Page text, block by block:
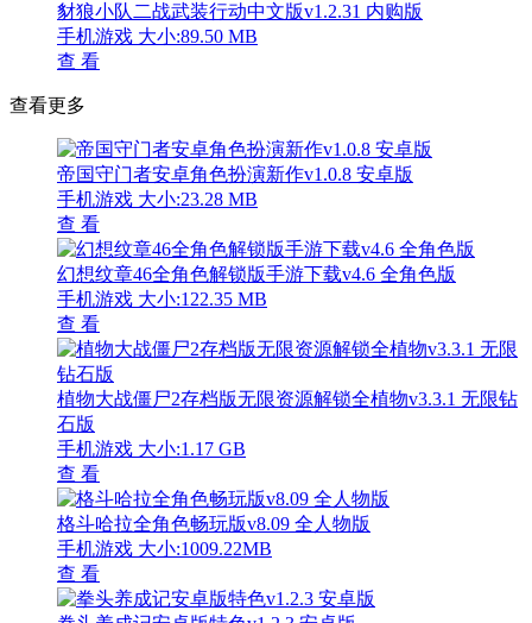
豺狼小队二战武装行动中文版v1.2.31 内购版
手机游戏 大小:89.50 MB
查 看
查看更多
帝国守门者安卓角色扮演新作v1.0.8 安卓版
手机游戏 大小:23.28 MB
查 看
幻想纹章46全角色解锁版手游下载v4.6 全角色版
手机游戏 大小:122.35 MB
查 看
植物大战僵尸2存档版无限资源解锁全植物v3.3.1 无限钻
石版
手机游戏 大小:1.17 GB
查 看
格斗哈拉全角色畅玩版v8.09 全人物版
手机游戏 大小:1009.22MB
查 看